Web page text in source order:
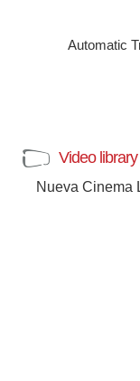
Automatic
Video library
Nueva Cinema